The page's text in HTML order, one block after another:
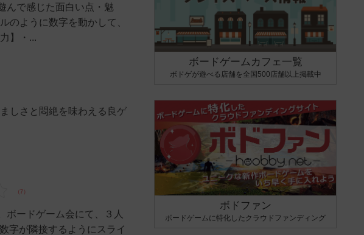
んで感じた面白い点・魅
のように数字を動かして、
】・...
しさと悶絶を味わえる良ゲ
ボードゲーム会にて、３人
字が隣接するようにスライ
ボードゲームカフェ一覧
ボドゲが遊べる店舗を全国500店舗以上掲載中
ボドファン
ボードゲームに特化したクラウドファンディング